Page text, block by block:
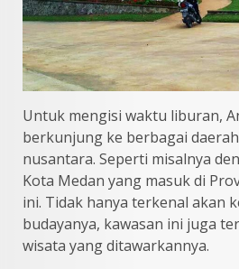
Untuk mengisi waktu liburan,
berkunjung ke berbagai
nusantara. Seperti misalnya
Kota Medan yang masuk di
ini. Tidak hanya terkenal akan
budayanya, kawasan ini juga
wisata yang ditawarkannya.